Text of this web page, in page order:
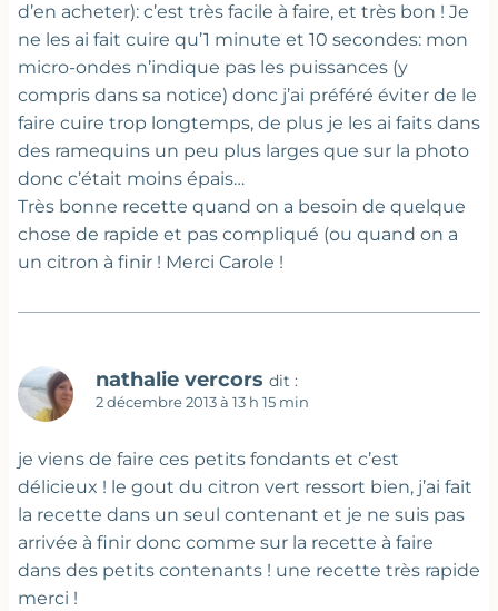
d’en acheter): c’est très facile à faire, et très bon ! Je
ne les ai fait cuire qu’1 minute et 10 secondes: mon
micro-ondes n’indique pas les puissances (y
compris dans sa notice) donc j’ai préféré éviter de le
faire cuire trop longtemps, de plus je les ai faits dans
des ramequins un peu plus larges que sur la photo
donc c’était moins épais…
Très bonne recette quand on a besoin de quelque
chose de rapide et pas compliqué (ou quand on a
un citron à finir ! Merci Carole !
nathalie vercors dit :
2 décembre 2013 à 13 h 15 min
je viens de faire ces petits fondants et c’est
délicieux ! le gout du citron vert ressort bien, j’ai fait
la recette dans un seul contenant et je ne suis pas
arrivée à finir donc comme sur la recette à faire
dans des petits contenants ! une recette très rapide
merci !